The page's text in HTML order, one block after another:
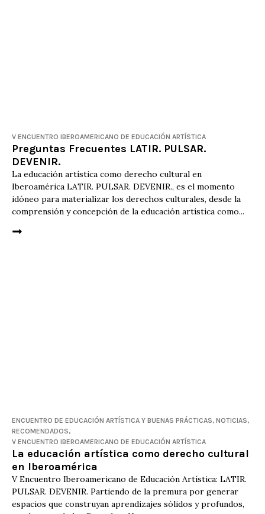
V ENCUENTRO IBEROAMERICANO DE EDUCACIÓN ARTÍSTICA
Preguntas Frecuentes LATIR. PULSAR.
DEVENIR.
La educación artística como derecho cultural en
Iberoamérica LATIR. PULSAR. DEVENIR., es el momento
idóneo para materializar los derechos culturales, desde la
comprensión y concepción de la educación artística como...
ENCUENTRO DE EDUCACIÓN ARTÍ­STICA Y BUENAS PRÁCTICAS, NOTICIAS,
RECOMENDADOS,
V ENCUENTRO IBEROAMERICANO DE EDUCACIÓN ARTÍSTICA
La educación artística como derecho cultural
en Iberoamérica
V Encuentro Iberoamericano de Educación Artística: LATIR.
PULSAR. DEVENIR. Partiendo de la premura por generar
espacios que construyan aprendizajes sólidos y profundos,